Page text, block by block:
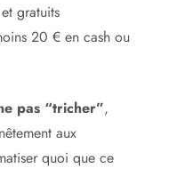
gratuits
20 € en cash ou
pas “tricher”,
aux
quoi que ce